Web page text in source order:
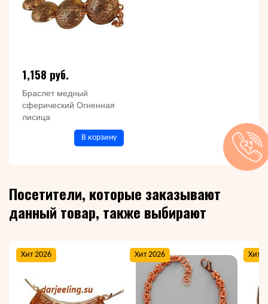
1,158 руб.
Браслет медный
сферический Огненная
лисица
В корзину
Посетители, которые заказывают
данный товар, также выбирают
Хит 2026 Хит 2026 Хит